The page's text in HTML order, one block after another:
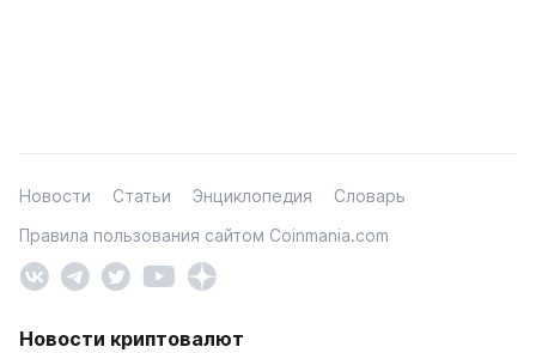
Новости Статьи Энциклопедия
Словарь
Правила пользования сайтом Coinmania.com
Новости криптовалют